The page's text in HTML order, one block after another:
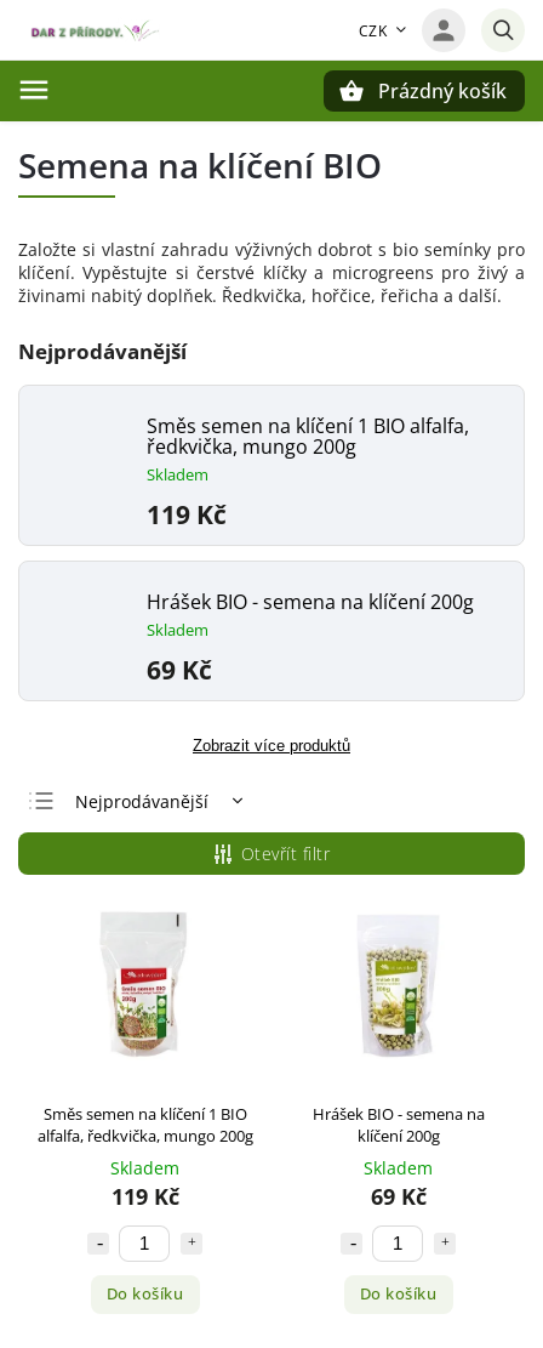
CZK
Prázdný košík
Semena na klíčení BIO
Založte si vlastní zahradu výživných dobrot s bio semínky pro
klíčení. Vypěstujte si čerstvé klíčky a microgreens pro živý a
živinami nabitý doplňek. Ředkvička, hořčice, řeřicha a další.
Nejprodávanější
Směs semen na klíčení 1 BIO alfalfa,
ředkvička, mungo 200g
Skladem
119 Kč
Hrášek BIO - semena na klíčení 200g
Skladem
69 Kč
Zobrazit více produktů
Nejprodávanější
Nejlevnější
Nejdražší
Abecedně
Otevřít filtr
Směs semen na klíčení 1 BIO
alfalfa, ředkvička, mungo 200g
Skladem
119 Kč
Do košíku
Hrášek BIO - semena na
klíčení 200g
Skladem
69 Kč
Do košíku